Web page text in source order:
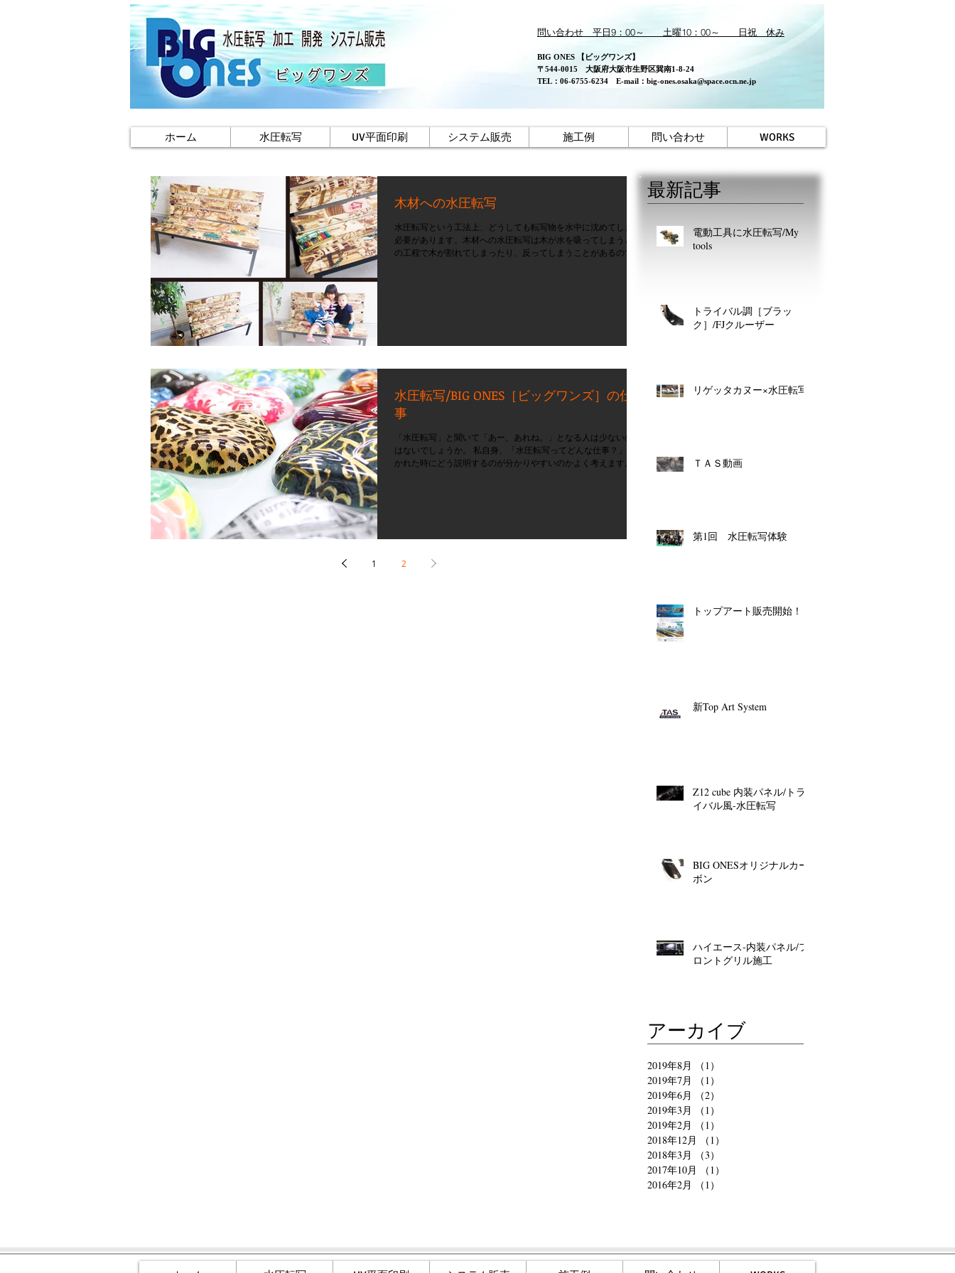
BIG ONES 【ビッグワンズ】
〒544-0015 大阪府大阪市生野区巽南1-8-24
TEL： 06-6755-6234 E-mail： big-ones.osaka@space.ocn.ne.jp
問い合わせ 平日9：00～ 土曜10：00～ 日祝 休み
ホーム 水圧転写 UV平面印刷 システム販売 施工例 問い合わせ WORKS
木材への水圧転写
水圧転写という工法上、どうしても転写物を水中に沈めてしまう
必要があります。木材への水圧転写は木が水を吸ってしまうと後
の工程で木が割れてしまったり、反ってしまうことがあるのでな
水圧転写/BIG ONES［ビッグワンズ］の仕
事
「水圧転写」と聞いて「あー、あれね。」となる人は少ないので
はないでしょうか。 私自身、「水圧転写ってどんな仕事？」と聞
かれた時にどう説明するのが分かりやすいのかよく考えます。 そ
1 2
最新記事
電動工具に水圧転写/My
tools
トライバル調［ブラッ
ク］/FJクルーザー
リゲッタカヌー×水圧転写
ＴＡＳ動画
第1回 水圧転写体験
トップアート販売開始！
新Top Art System
Z12 cube 内装パネル/トラ
イバル風-水圧転写
BIG ONESオリジナルカー
ボン
ハイエース-内装パネル/フ
ロントグリル施工
アーカイブ
2019年8月 （1）
2019年7月
（1）
2019年6月
（2）
2019年3月
（1）
2019年2月
（1）
2018年12月
（1）
2018年3月
（3）
2017年10月
（1）
2016年2月
（1）